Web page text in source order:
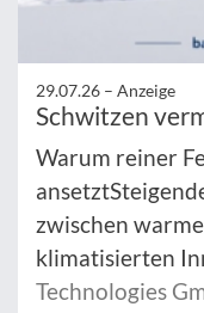
29.07.26 – Anzeige
Schwitzen
Warum reiner
zwischen
klimatisierten
Technologies